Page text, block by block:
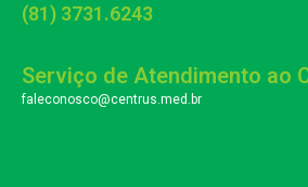
(81) 3731.6243
Serviço de Atendimento ao
faleconosco@centrus.med.br